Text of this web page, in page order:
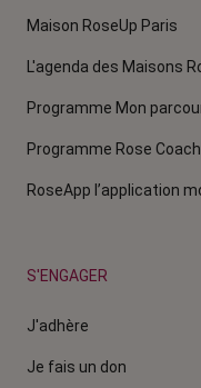
Maison RoseUp Paris
L'agenda des Maisons
Programme Mon
Programme Rose
RoseApp l’application
S'ENGAGER
J'adhère
Je fais un don